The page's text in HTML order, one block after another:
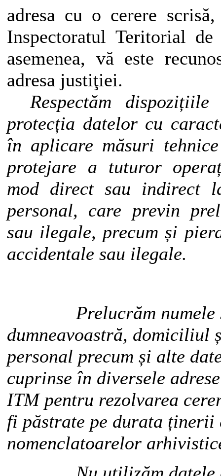
adresa cu o cerere
Inspectoratul Teritorial
asemenea, vă este
adresa justiţiei.
Respectăm
protecția datelor cu
în aplicare măsuri
protejare a tuturor
mod direct sau indirect
personal, care previn
sau ilegale, precum și
accidentale sau ilegale.
Prelucrăm numele și
dumneavoastră, domiciliul
personal precum și alte
cuprinse în diversele
ITM pentru rezolvarea
fi păstrate pe durata ținerii
nomenclatoarelor